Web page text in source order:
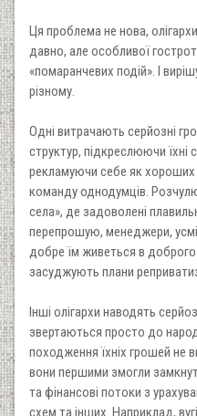
Ця проблема не нова,
давно, але особливої
«помаранчевих подій». I
різному.
Одні витрачають серйозні
структур, підкреслюючи їхні
рекламуючи себе як хороших
команду однодумців.
села», де задоволені
перепрошую, менеджери,
добре їм живеться в
засуджують плани
Iнші олігархи наводять
звертаються просто до
походження їхніх грошей не
вони першими змогли
та фінансові потоки з
схем та інших. Наприклад,